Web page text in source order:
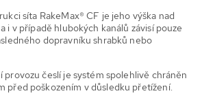
síta RakeMax® CF je jeho výška nad
i v případě hlubokých kanálů závisí pouze
dopravníku shrabků nebo
provozu česlí je systém spolehlivě chráněn
před poškozením v důsledku přetížení.